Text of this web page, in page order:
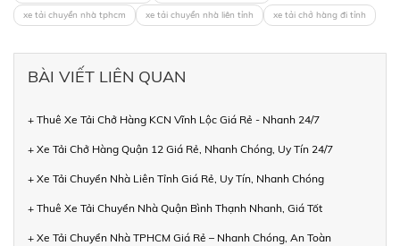
xe tải chuyển nhà tphcm
xe tải chuyển nhà liên tỉnh xe tải chở hàng đi tỉnh
BÀI VIẾT LIÊN QUAN
+ Thuê Xe Tải Chở Hàng KCN Vĩnh Lộc Giá Rẻ - Nhanh 24/7
+ Xe Tải Chở Hàng Quận 12 Giá Rẻ, Nhanh Chóng, Uy Tín 24/7
+ Xe Tải Chuyển Nhà Liên Tỉnh Giá Rẻ, Uy Tín, Nhanh Chóng
+ Thuê Xe Tải Chuyển Nhà Quận Bình Thạnh Nhanh, Giá Tốt
+ Xe Tải Chuyển Nhà TPHCM Giá Rẻ – Nhanh Chóng, An Toàn